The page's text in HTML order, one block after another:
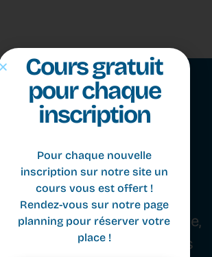
un studio basé à Genève,
. Nous combinons
Cours gratuit
inscription
Pour chaque nouvelle
inscription sur notre site un
cours vous est offert !